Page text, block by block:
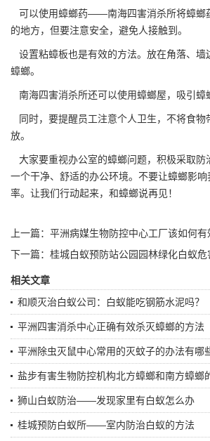
可以使用蟑螂药——南海四害消杀所将蟑螂
的地方，但要注意安全，避免人接触到。
设置粘蟑板也是有效的方法。放在角落、墙
蟑螂。
南海四害消杀所还可以使用蟑螂屋，吸引蟑
同时，要提醒员工注意个人卫生，不将食物
放。
大家要重视办公室的蟑螂问题，积极采取防
一个干净、舒适的办公环境。不要让蟑螂影
率。让我们行动起来，和蟑螂说再见！
上一篇： 平洲病媒生物防控中心工厂该如何有
下一篇： 桂城白蚁预防站公园园林绿化白蚁
相关文章
和顺灭治白蚁公司：白蚁能吃钢筋水泥吗？
平洲四害消杀中心正确有效杀灭蟑螂的方法
平洲除虫灭鼠中心常用的灭蚊子的办法有哪
盐步有害生物防控机构北方蟑螂和南方蟑螂
狮山白蚁防治——发现家里有白蚁怎么办
桂城预防白蚁所——室内防治白蚁的方法